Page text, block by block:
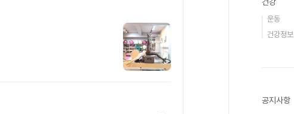
운동
건강정보
공지사항